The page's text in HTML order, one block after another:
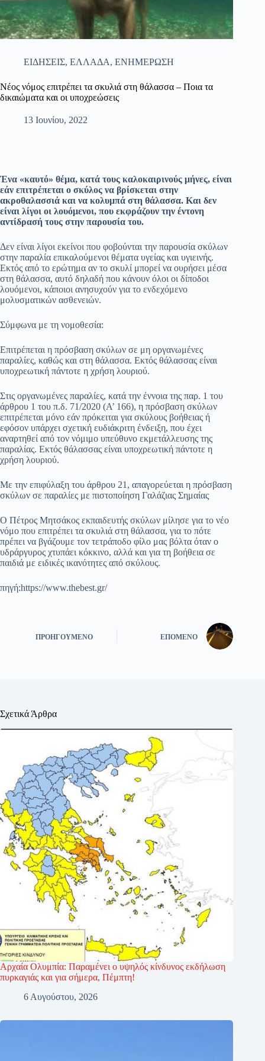
ΕΙΔΗΣΕΙΣ, ΕΛΛΑΔΑ, ΕΝΗΜΕΡΩΣΗ
Νέος νόμος επιτρέπει τα σκυλιά στη θάλασσα – Ποια τα
δικαιώματα και οι υποχρεώσεις
13 Ιουνίου, 2022
Ένα «καυτό» θέμα, κατά τους καλοκαιρινούς μήνες, είναι
εάν επιτρέπεται ο σκύλος να βρίσκεται στην
ακροθαλασσιά και να κολυμπά στη θάλασσα. Και δεν
είναι λίγοι οι λουόμενοι, που εκφράζουν την έντονη
αντίδρασή τους στην παρουσία του.
Δεν είναι λίγοι εκείνοι που φοβούνται την παρουσία σκύλων
στην παραλία επικαλούμενοι θέματα υγείας και υγιεινής.
Εκτός από το ερώτημα αν το σκυλί μπορεί να ουρήσει μέσα
στη θάλασσα, αυτό δηλαδή που κάνουν όλοι οι δίποδοι
λουόμενοι, κάποιοι ανησυχούν για το ενδεχόμενο
μολυσματικών ασθενειών.
Σύμφωνα με τη νομοθεσία:
Επιτρέπεται η πρόσβαση σκύλων σε μη οργανωμένες
παραλίες, καθώς και στη θάλασσα. Εκτός θάλασσας είναι
υποχρεωτική πάντοτε η χρήση λουριού.
Στις οργανωμένες παραλίες, κατά την έννοια της παρ. 1 του
άρθρου 1 του π.δ. 71/2020 (Α’ 166), η πρόσβαση σκύλων
επιτρέπεται μόνο εάν πρόκειται για σκύλους βοήθειας ή
εφόσον υπάρχει σχετική ευδιάκριτη ένδειξη, που έχει
αναρτηθεί από τον νόμιμο υπεύθυνο εκμετάλλευσης της
παραλίας. Εκτός θάλασσας είναι υποχρεωτική πάντοτε η
χρήση λουριού.
Με την επιφύλαξη του άρθρου 21, απαγορεύεται η πρόσβαση
σκύλων σε παραλίες με πιστοποίηση Γαλάζιας Σημαίας
Ο Πέτρος Μητσάκος εκπαιδευτής σκύλων μίλησε για το νέο
νόμο που επιτρέπει τα σκυλιά στη θάλασσα, για το πότε
πρέπει να βγάζουμε τον τετράποδο φίλο μας βόλτα όταν ο
υδράργυρος χτυπάει κόκκινο, αλλά και για τη βοήθεια σε
παιδιά με ειδικές ικανότητες από σκύλους.
πηγή:https://www.thebest.gr/
ΠΡΟΗΓΟΎΜΕΝΟ ΕΠΌΜΕΝΟ
Σχετικά Άρθρα
Αρχαία Ολυμπία: Παραμένει ο υψηλός κίνδυνος εκδήλωση
πυρκαγιάς και για σήμερα, Πέμπτη!
6 Αυγούστου, 2026